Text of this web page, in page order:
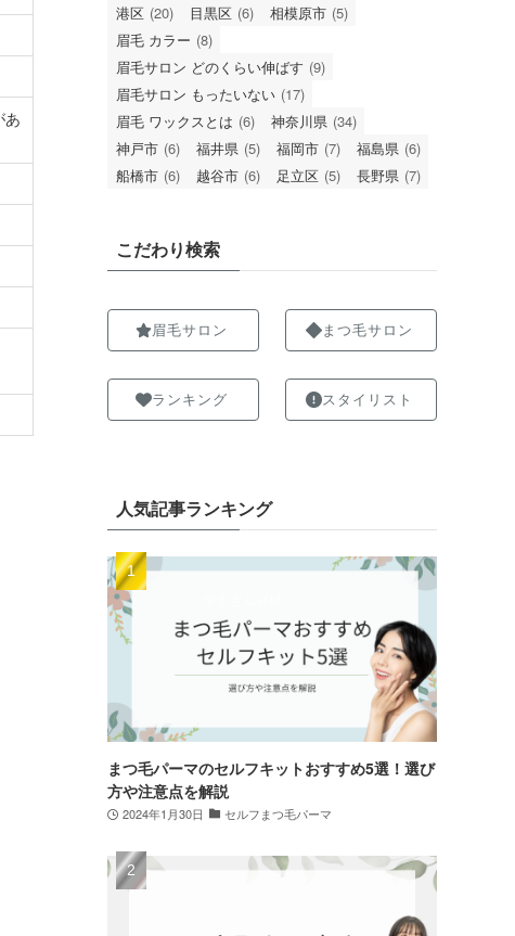
あ
港区 (20) 目黒区 (6) 相模原市 (5)
眉毛 カラー (8)
眉毛サロン どのくらい伸ばす (9)
眉毛サロン もったいない (17)
眉毛 ワックスとは (6) 神奈川県 (34)
神戸市 (6) 福井県 (5) 福岡市 (7) 福島県 (6)
船橋市 (6) 越谷市 (6) 足立区 (5) 長野県 (7)
こだわり検索
眉毛サロン
ランキング
まつ毛サロン
スタイリスト
人気記事ランキング
まつ毛パーマのセルフキットおすすめ5選！選び
方や注意点を解説
2024年1月30日 セルフまつ毛パーマ